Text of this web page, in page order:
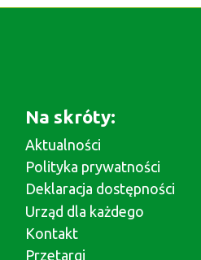
Na skróty:
Aktualności
Polityka prywatności
Deklaracja dostępności
Urząd dla każdego
Kontakt
Przetargi